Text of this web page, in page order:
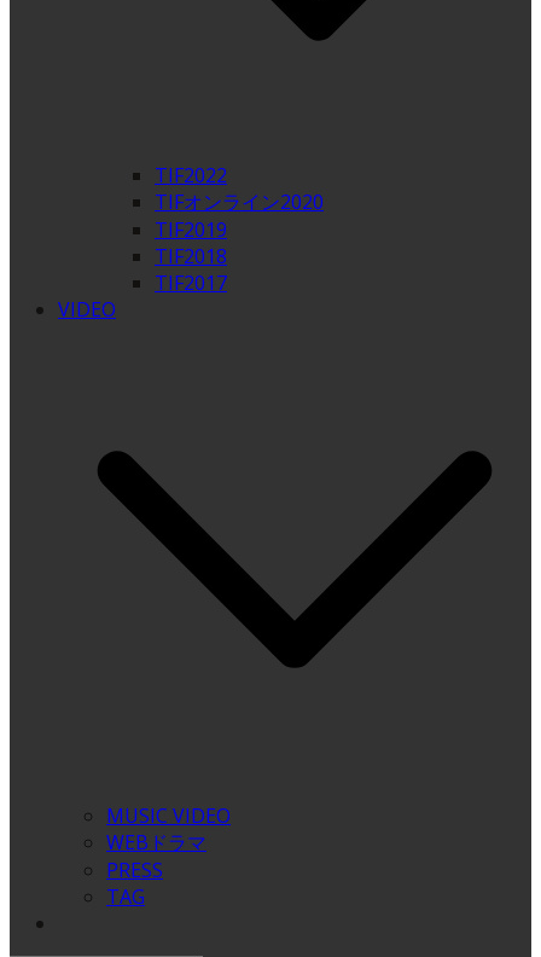
TIF2022
TIFオンライン2020
TIF2019
TIF2018
TIF2017
VIDEO
MUSIC VIDEO
WEBドラマ
PRESS
TAG